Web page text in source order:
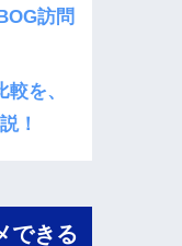
訪問
を、
！
できる